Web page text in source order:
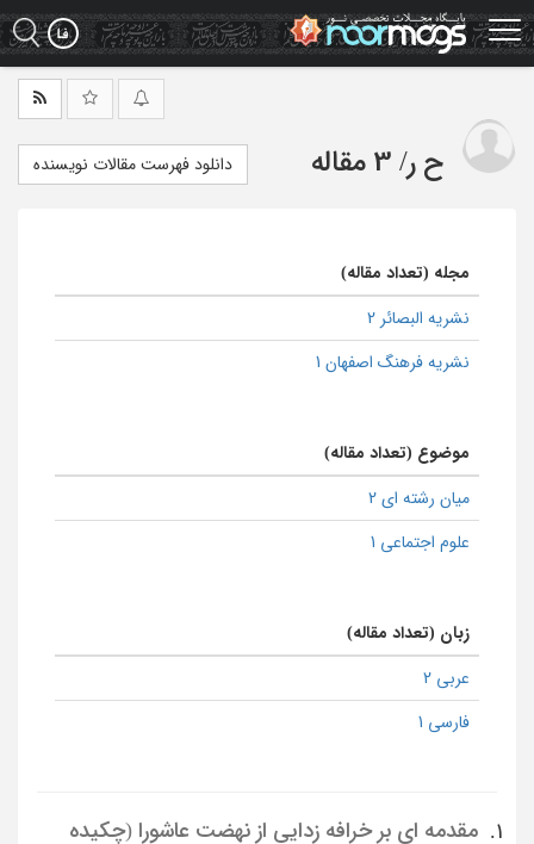
Skip
to
main
ح ر/ 3 مقاله دانلود فهرست مقالات نویسنده
مجله (تعداد مقاله)
نشریه البصائر 2
نشریه فرهنگ اصفهان 1
موضوع (تعداد مقاله)
میان رشته ای 2
علوم اجتماعی 1
زبان (تعداد مقاله)
عربی 2
فارسی 1
1.
مقدمه ای بر خرافه زدایی از نهضت عاشورا (چکیده